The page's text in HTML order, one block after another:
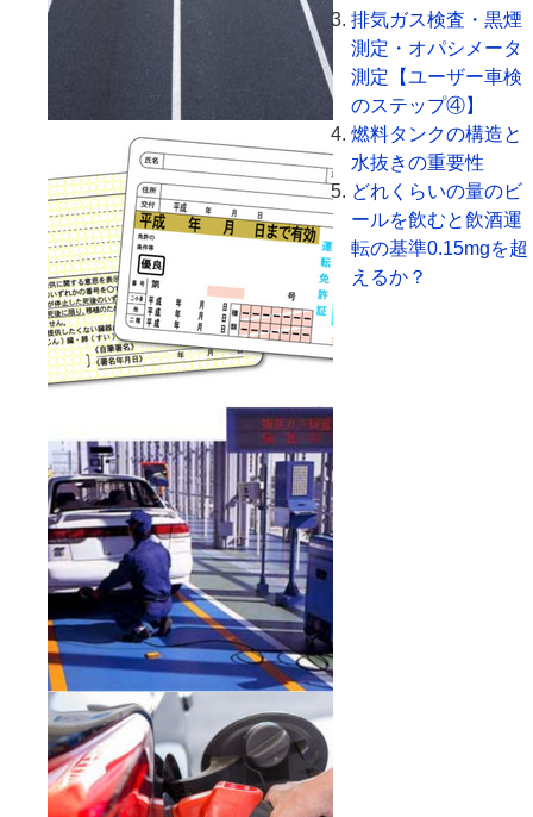
排気ガス検査・黒煙
測定・オパシメータ
測定【ユーザー車検
のステップ④】
燃料タンクの構造と
水抜きの重要性
どれくらいの量のビ
ールを飲むと飲酒運
転の基準0.15mgを超
えるか？